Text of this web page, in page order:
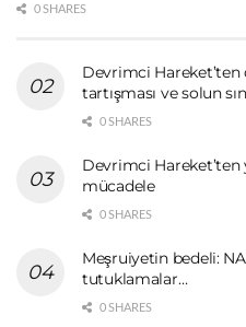
0 SHARES
Devrimci
tartışması ve solun
0 SHARES
Devrimci Hareket’ten
mücadele
0 SHARES
Meşruiyetin bedeli:
tutuklamalar…
0 SHARES